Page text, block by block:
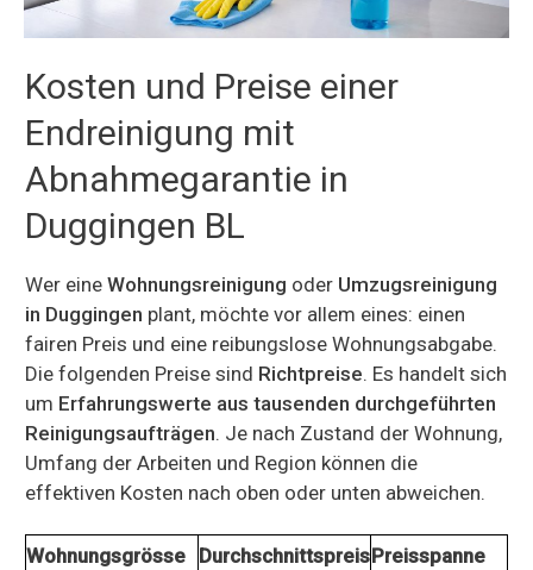
Kosten und Preise einer
Endreinigung mit
Abnahmegarantie in
Duggingen BL
Wer eine Wohnungsreinigung oder Umzugsreinigung
in Duggingen plant, möchte vor allem eines: einen
fairen Preis und eine reibungslose Wohnungsabgabe.
Die folgenden Preise sind Richtpreise. Es handelt sich
um Erfahrungswerte aus tausenden durchgeführten
Reinigungsaufträgen. Je nach Zustand der Wohnung,
Umfang der Arbeiten und Region können die
effektiven Kosten nach oben oder unten abweichen.
Wohnungsgrösse DurchschnittspreisPreisspanne